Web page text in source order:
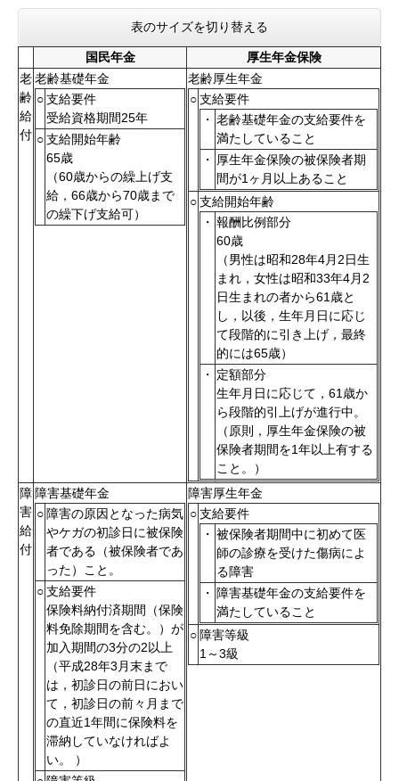
表のサイズを切り替える
国民年金
厚生年金保険
老
齢
給
付
老齢基礎年金
○支給要件
受給資格期間25年
○支給開始年齢
65歳
（60歳からの繰上げ支
給，66歳から70歳まで
の繰下げ支給可）
老齢厚生年金
○支給要件
・ 老齢基礎年金の支給要件を
満たしていること
・ 厚生年金保険の被保険者期
間が1ヶ月以上あること
○支給開始年齢
・ 報酬比例部分
60歳
（男性は昭和28年4月2日生
まれ，女性は昭和33年4月2
日生まれの者から61歳と
し，以後，生年月日に応じ
て段階的に引き上げ，最終
的には65歳）
・ 定額部分
生年月日に応じて，61歳か
ら段階的引上げが進行中。
（原則，厚生年金保険の被
保険者期間を1年以上有する
こと。）
障
害
給
付
障害基礎年金
○ 障害の原因となった病気
やケガの初診日に被保険
者である（被保険者であ
った）こと。
○支給要件
保険料納付済期間（保険
料免除期間を含む。）が
加入期間の3分の2以上
（平成28年3月末まで
は，初診日の前日におい
て，初診日の前々月まで
の直近1年間に保険料を
滞納していなければよ
い。 ）
障害厚生年金
○支給要件
・ 被保険者期間中に初めて医
師の診療を受けた傷病によ
る障害
・ 障害基礎年金の支給要件を
満たしていること
○ 障害等級
1～3級